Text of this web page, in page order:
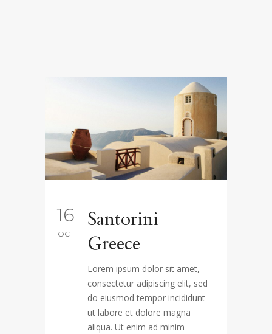
16
OCT
Santorini
Greece
Lorem ipsum dolor sit amet,
consectetur adipiscing elit, sed
do eiusmod tempor incididunt
ut labore et dolore magna
aliqua. Ut enim ad minim